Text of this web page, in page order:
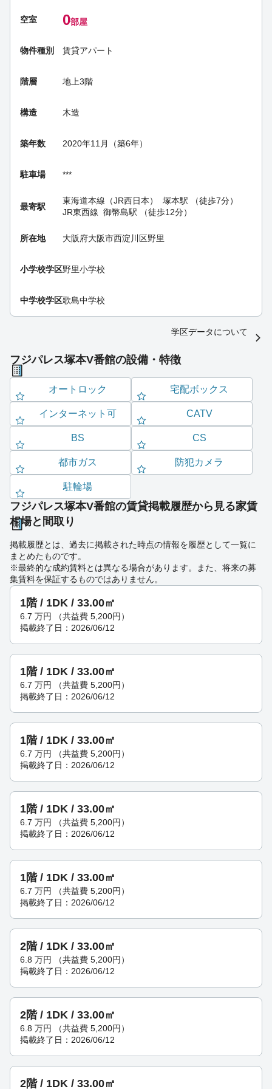
空室 0部屋
物件種別 賃貸アパート
階層 地上3階
構造 木造
築年数 2020年11月（築6年）
駐車場 ***
最寄駅
東海道本線（JR西日本） 塚本駅 （徒歩7分）
JR東西線 御幣島駅 （徒歩12分）
所在地 大阪府大阪市西淀川区野里
小学校学区野里小学校
中学校学区歌島中学校
学区データについて
フジパレス塚本V番館の設備・特徴
オートロック 宅配ボックス
インターネット可 CATV
BS CS
都市ガス 防犯カメラ
駐輪場
フジパレス塚本V番館の賃貸掲載履歴から見る家賃
相場と間取り
掲載履歴とは、過去に掲載された時点の情報を履歴として一覧に
まとめたものです。
※最終的な成約賃料とは異なる場合があります。また、将来の募
集賃料を保証するものではありません。
1階 / 1DK / 33.00㎡
6.7 万円
（共益費 5,200円）
掲載終了日：2026/06/12
1階 / 1DK / 33.00㎡
6.7 万円
（共益費 5,200円）
掲載終了日：2026/06/12
1階 / 1DK / 33.00㎡
6.7 万円
（共益費 5,200円）
掲載終了日：2026/06/12
1階 / 1DK / 33.00㎡
6.7 万円
（共益費 5,200円）
掲載終了日：2026/06/12
1階 / 1DK / 33.00㎡
6.7 万円
（共益費 5,200円）
掲載終了日：2026/06/12
2階 / 1DK / 33.00㎡
6.8 万円
（共益費 5,200円）
掲載終了日：2026/06/12
2階 / 1DK / 33.00㎡
6.8 万円
（共益費 5,200円）
掲載終了日：2026/06/12
2階 / 1DK / 33.00㎡